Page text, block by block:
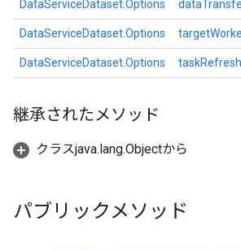
DataServiceDataset.Options
DataServiceDataset.Options
DataServiceDataset.Options
継承されたメソッド
クラスjava.lang.Objectから
パブリックメソッド